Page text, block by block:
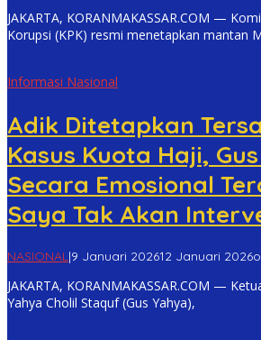
JAKARTA, KORANMAKASSAR.COM —
Korupsi (KPK) resmi menetapkan mantan
Informasi Nasional
Adik Ditetapkan
Kasus Kuota Haji,
Secara Emosional
Saya Tak Akan
NASIONAL|9 Januari 202612 Januari 2026
JAKARTA, KORANMAKASSAR.COM —
Yahya Cholil Staquf (Gus Yahya),